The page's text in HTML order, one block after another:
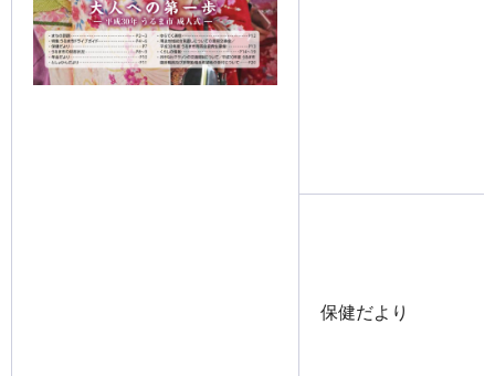
保健だより